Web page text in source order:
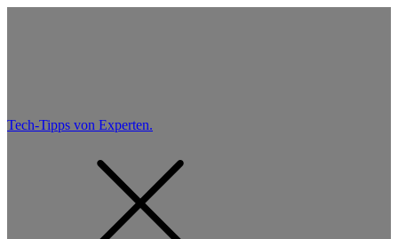
Tech-Tipps von Experten.